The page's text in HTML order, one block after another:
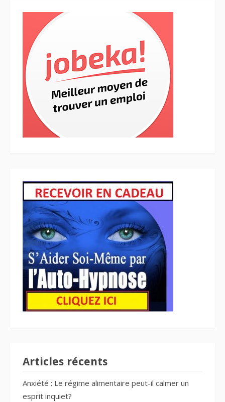
Articles récents
Anxiété : Le régime alimentaire peut-il calmer un
esprit inquiet?